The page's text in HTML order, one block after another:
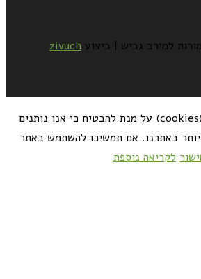
zivuch
אנו משתמשים בעוגיות (cookies) על מנת להבטיח כי אנו נותנים
באתרנו. אם תמשיכו להשתמש באתר
לקריאה נוספת